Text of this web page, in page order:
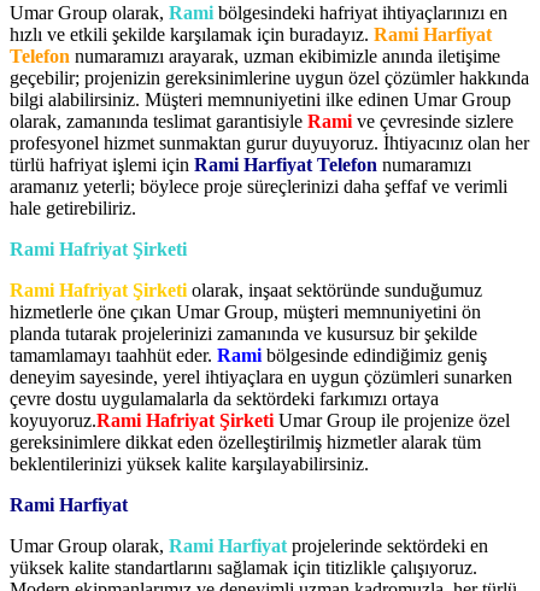
Umar Group olarak, Rami bölgesindeki hafriyat ihtiyaçlarınızı en
hızlı ve etkili şekilde karşılamak için buradayız. Rami Harfiyat
Telefon numaramızı arayarak, uzman ekibimizle anında iletişime
geçebilir; projenizin gereksinimlerine uygun özel çözümler hakkında
bilgi alabilirsiniz. Müşteri memnuniyetini ilke edinen Umar Group
olarak, zamanında teslimat garantisiyle Rami ve çevresinde sizlere
profesyonel hizmet sunmaktan gurur duyuyoruz. İhtiyacınız olan her
türlü hafriyat işlemi için Rami Harfiyat Telefon numaramızı
aramanız yeterli; böylece proje süreçlerinizi daha şeffaf ve verimli
hale getirebiliriz.
Rami Hafriyat Şirketi
Rami Hafriyat Şirketi olarak, inşaat sektöründe sunduğumuz
hizmetlerle öne çıkan Umar Group, müşteri memnuniyetini ön
planda tutarak projelerinizi zamanında ve kusursuz bir şekilde
tamamlamayı taahhüt eder. Rami bölgesinde edindiğimiz geniş
deneyim sayesinde, yerel ihtiyaçlara en uygun çözümleri sunarken
çevre dostu uygulamalarla da sektördeki farkımızı ortaya
koyuyoruz.Rami Hafriyat Şirketi Umar Group ile projenize özel
gereksinimlere dikkat eden özelleştirilmiş hizmetler alarak tüm
beklentilerinizi yüksek kalite karşılayabilirsiniz.
Rami Harfiyat
Umar Group olarak, Rami Harfiyat projelerinde sektördeki en
yüksek kalite standartlarını sağlamak için titizlikle çalışıyoruz.